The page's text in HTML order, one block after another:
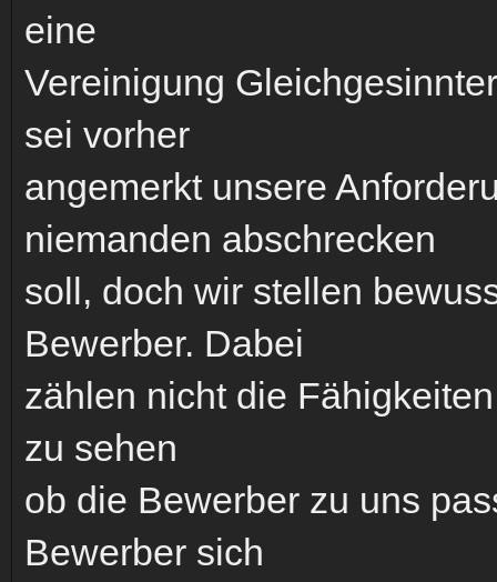
eine
Vereinigung
sei vorher
angemerkt unsere
niemanden abschrecken
soll, doch wir stellen
Bewerber. Dabei
zählen nicht die
zu sehen
ob die Bewerber zu uns
Bewerber sich